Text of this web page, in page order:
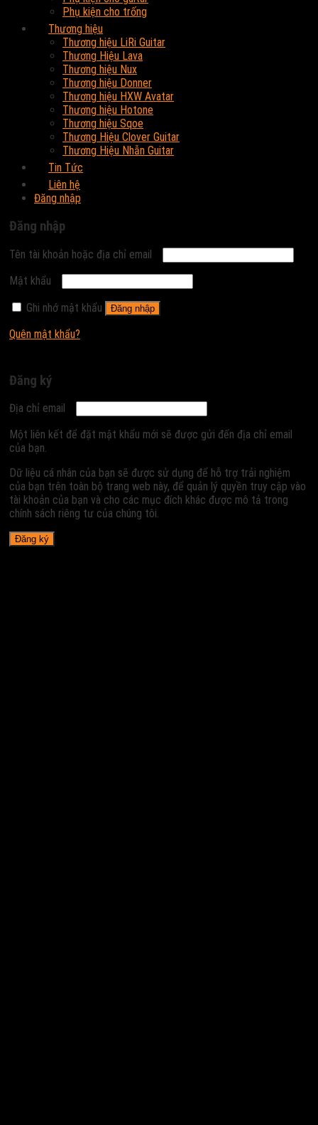
Phụ kiện cho trống
Thương hiệu
Thương hiệu LiRi Guitar
Thương Hiệu Lava
Thương hiệu Nux
Thương hiệu Donner
Thương hiệu HXW Avatar
Thương hiệu Hotone
Thương hiệu Sqoe
Thương Hiệu Clover Guitar
Thương Hiệu Nhẫn Guitar
Tin Tức
Liên hệ
Đăng nhập
Đăng nhập
Tên tài khoản hoặc địa chỉ email
Mật khẩu
Ghi nhớ mật khẩu
Đăng nhập
Quên mật khẩu?
Đăng ký
Địa chỉ email
Một liên kết để đặt mật khẩu mới sẽ được gửi đến địa chỉ email
của bạn.
Dữ liệu cá nhân của bạn sẽ được sử dụng để hỗ trợ trải nghiệm
của bạn trên toàn bộ trang web này, để quản lý quyền truy cập vào
tài khoản của bạn và cho các mục đích khác được mô tả trong
chính sách riêng tư của chúng tôi.
Đăng ký